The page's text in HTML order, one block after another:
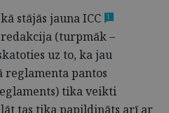
stājās jauna ICC 1
(turpmāk –
uz to, ka jau
pantos
tika veikti
tas tika papildināts arī ar